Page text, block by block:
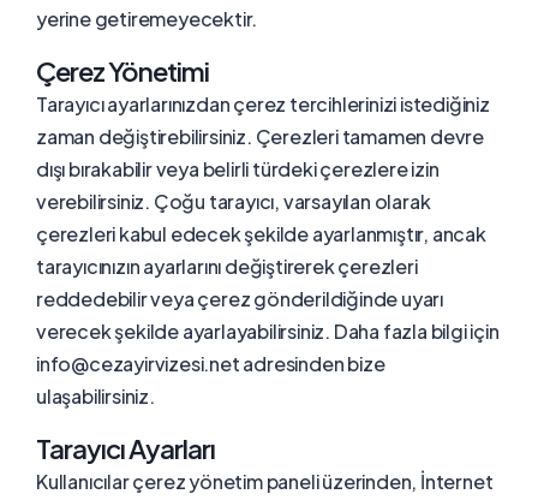
yerine getiremeyecektir.
Çerez Yönetimi
Tarayıcı ayarlarınızdan çerez tercihlerinizi istediğiniz
zaman değiştirebilirsiniz. Çerezleri tamamen devre
dışı bırakabilir veya belirli türdeki çerezlere izin
verebilirsiniz. Çoğu tarayıcı, varsayılan olarak
çerezleri kabul edecek şekilde ayarlanmıştır, ancak
tarayıcınızın ayarlarını değiştirerek çerezleri
reddedebilir veya çerez gönderildiğinde uyarı
verecek şekilde ayarlayabilirsiniz. Daha fazla bilgi için
info@cezayirvizesi.net adresinden bize
ulaşabilirsiniz.
Tarayıcı Ayarları
Kullanıcılar çerez yönetim paneli üzerinden, İnternet